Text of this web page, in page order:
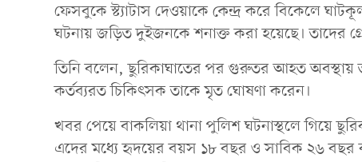
ফেসবুকে স্ট্যাটাস দেওয়াকে কেন্দ্র করে বিকেলে
ঘটনায় জড়িত দুইজনকে শনাক্ত করা হয়েছে। তাদের
তিনি বলেন, ছুরিকাঘাতের পর গুরুতর আহত অবস্থায়
কর্তব্যরত চিকিৎসক তাকে মৃত ঘোষণা করেন।
খবর পেয়ে বাকলিয়া থানা পুলিশ ঘটনাস্থলে গিয়ে
এদের মধ্যে হৃদয়ের বয়স ১৮ বছর ও সাবিক ২৬ বছর